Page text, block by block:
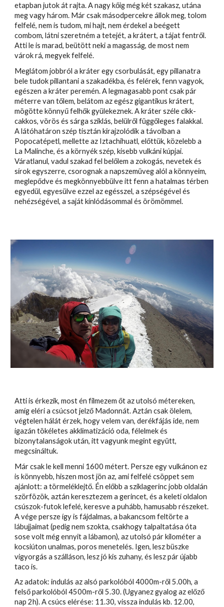
etapban jutok át rajta. A nagy kőig még két szakasz, utána
meg vagy három. Már csak másodpercekre állok meg, tolom
felfelé, nem is tudom, mi hajt, nem érdekel a beégett
combom, látni szeretném a tetejét, a krátert, a tájat fentről.
Atti le is marad, beütött neki a magasság, de most nem
várok rá, megyek felfelé.
Meglátom jobbról a kráter egy csorbulását, egy pillanatra
bele tudok pillantani a szakadékba, és felérek, fenn vagyok,
egészen a kráter peremén. A legmagasabb pont csak pár
méterre van tőlem, belátom az egész gigantikus krátert,
mögötte könnyű felhők gyülekeznek. A kráter széle cikk-
cakkos, vörös és sárga sziklás, belülről függőleges falakkal.
A látóhatáron szép tisztán kirajzolódik a távolban a
Popocatépetl, mellette az Iztachihuatl, előttük, közelebb a
La Malinche, és a környék szép, kisebb vulkáni kúpjai.
Váratlanul, vadul szakad fel belőlem a zokogás, nevetek és
sírok egyszerre, csorognak a napszemüveg alól a könnyeim,
meglepődve és megkönnyebbülve itt fenn a hatalmas térben
egyedül, egyesülve ezzel az egésszel, a szépségével és
nehézségével, a saját kínlódásommal és örömömmel.
Atti is érkezik, most én filmezem őt az utolsó métereken,
amíg eléri a csúcsot jelző Madonnát. Aztán csak ölelem,
végtelen hálát érzek, hogy velem van, derékfájás ide, nem
igazán tökéletes akklimatizáció oda, félelmek és
bizonytalanságok után, itt vagyunk megint együtt,
megcsináltuk.
Már csak le kell menni 1600 métert. Persze egy vulkánon ez
is könnyebb, hiszen most jön az, ami felfelé csöppet sem
ajánlott: a törmeléklejtő. Én előbb a sziklagerinc jobb oldalán
szörfözök, aztán keresztezem a gerincet, és a keleti oldalon
csúszok-futok lefelé, keresve a puhább, hamusabb részeket.
A vége persze így is fájdalmas, a bakancsom feltörte a
lábujjaimat (pedig nem szokta, csakhogy talpaltatása óta
sose volt még ennyit a lábamon), az utolsó pár kilométer a
kocsiúton unalmas, poros menetelés. Igen, lesz büszke
vigyorgás a szálláson, lesz jó kis zuhany, és lesz pár újabb
taco is.
Az adatok: indulás az alsó parkolóból 4000m-ről 5.00h, a
felső parkolóból 4500m-ről 5.30. (Ugyanez gyalog az előző
nap 2h). A csúcs elérése: 11.30, vissza indulás kb. 12.00,